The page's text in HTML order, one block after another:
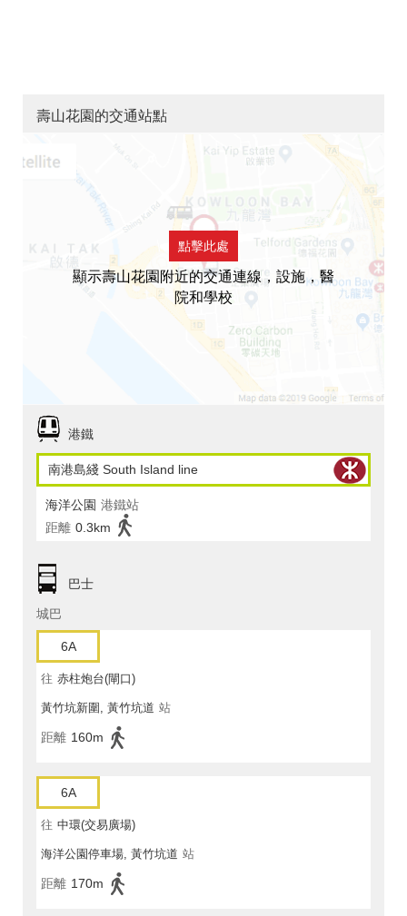
壽山花園的交通站點
點擊此處
顯示壽山花園附近的交通連線，設施，醫
院和學校
港鐵
南港島綫 South Island line
海洋公園 港鐵站
距離 0.3km
巴士
城巴
6A
往 赤柱炮台(閘口)
黃竹坑新圍, 黃竹坑道 站
距離 160m
6A
往 中環(交易廣場)
海洋公園停車場, 黃竹坑道 站
距離 170m